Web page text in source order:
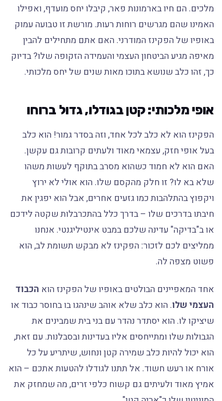
מלכים. הם חיו בארמונות פאר, קיבלו יחס מועדף, ואפילו
האמינו שהם מגרשים רוחות רעות. מורשת זו טבועה עמוק
באופיו של הפקינז המודרני. האם אתם מתחילים להבין
מאיפה מגיע הביטחון העצמי והעמידה הזקופה שלו? בדיוק
כך, זהו כלב שנושא בתוכו מאות שנים של יחס מלכותי.
אופי מלכותי: קטן בגודלו, גדול ברוחו
הפקינז הוא לא כלב לכל אחד, וזה בסדר גמור! הוא כלב
בעל אופי חזק, עצמאי מאוד ולעתים קרובות גם עקשן.
האם הוא לא חמוד כשהוא מסרב בתוקף לעשות משהו
שלא בא לו? זו חלק מהקסם שלו. הוא אולי לא ירוץ
ויקפוץ בהתלהבות כמו גזעים אחרים, אבל הוא יפגין את
חיבתו בדרכים שלו – בדרך כלל בהתכרבלות שקטה לידכם
או ב"בדיקה" עדינה שלכם במבט אינטיליגנטי. אנחנו
ממליצים לכם לזכור: הפקינז לא מבקש תשומת לב, הוא
פשוט מצפה לה.
אחד המאפיינים הבולטים באופיו של הפקינז הואהכבוד
העצמי שלו. הוא כלב שלא אוהב שינהגו בו בחוסר כבוד או
שיציקו לו. הוא יסתדר נהדר עם בני בית שמבינים את
הגבולות שלו ומתייחסים אליו בעדינות ובסבלנות. עם זאת,
הוא יכול להיות כלב שמירה קטן ונחוש, שיתריע על כל
אורח או רעש חשוד. אל תתנו לגודלו להטעות אתכם – הוא
אמיץ מאוד ולעיתים גם קשוח כלפי זרים, מה שמחזק את